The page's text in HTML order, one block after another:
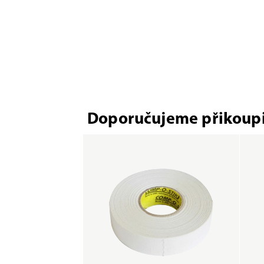
Doporučujeme